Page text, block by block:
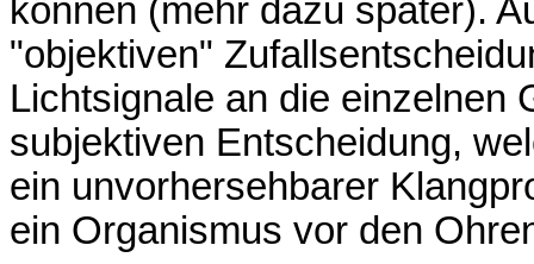
können (mehr dazu später).
"objektiven"
Lichtsignale an die einzelnen
subjektiven Entscheidung,
ein unvorhersehbarer
ein Organismus vor den